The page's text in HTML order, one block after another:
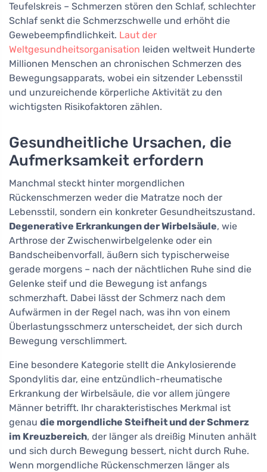
Teufelskreis – Schmerzen stören den Schlaf, schlechter
Schlaf senkt die Schmerzschwelle und erhöht die
Gewebeempfindlichkeit. Laut der
Weltgesundheitsorganisation leiden weltweit Hunderte
Millionen Menschen an chronischen Schmerzen des
Bewegungsapparats, wobei ein sitzender Lebensstil
und unzureichende körperliche Aktivität zu den
wichtigsten Risikofaktoren zählen.
Gesundheitliche Ursachen, die
Aufmerksamkeit erfordern
Manchmal steckt hinter morgendlichen
Rückenschmerzen weder die Matratze noch der
Lebensstil, sondern ein konkreter Gesundheitszustand.
Degenerative Erkrankungen der Wirbelsäule, wie
Arthrose der Zwischenwirbelgelenke oder ein
Bandscheibenvorfall, äußern sich typischerweise
gerade morgens – nach der nächtlichen Ruhe sind die
Gelenke steif und die Bewegung ist anfangs
schmerzhaft. Dabei lässt der Schmerz nach dem
Aufwärmen in der Regel nach, was ihn von einem
Überlastungsschmerz unterscheidet, der sich durch
Bewegung verschlimmert.
Eine besondere Kategorie stellt die Ankylosierende
Spondylitis dar, eine entzündlich-rheumatische
Erkrankung der Wirbelsäule, die vor allem jüngere
Männer betrifft. Ihr charakteristisches Merkmal ist
genau die morgendliche Steifheit und der Schmerz
im Kreuzbereich, der länger als dreißig Minuten anhält
und sich durch Bewegung bessert, nicht durch Ruhe.
Wenn morgendliche Rückenschmerzen länger als